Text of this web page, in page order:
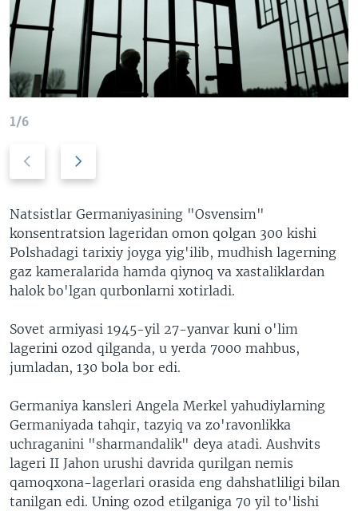
VIDEO
XABARLAR SURATLARDA
ODNOKLASSNIKI
TELEGRAM
TWITTER
SOUNDCLOUD
VOA
1/6
Previous
slide
Next
slide
Natsistlar Germaniyasining "Osvensim"
konsentratsion lageridan omon qolgan 300 kishi
Polshadagi tarixiy joyga yig'ilib, mudhish lagerning
gaz kameralarida hamda qiynoq va xastaliklardan
halok bo'lgan qurbonlarni xotirladi.
Sovet armiyasi 1945-yil 27-yanvar kuni o'lim
lagerini ozod qilganda, u yerda 7000 mahbus,
jumladan, 130 bola bor edi.
Germaniya kansleri Angela Merkel yahudiylarning
Germaniyada tahqir, tazyiq va zo'ravonlikka
uchraganini "sharmandalik" deya atadi. Aushvits
lageri II Jahon urushi davrida qurilgan nemis
qamoqxona-lagerlari orasida eng dahshatliligi bilan
tanilgan edi. Uning ozod etilganiga 70 yil to'lishi